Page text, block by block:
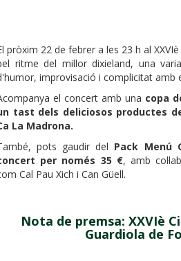
pròxim 22 de febrer a les 23 h al
ritme del millor dixieland, una
improvisació i complicitat amb
el concert amb una copa
tast dels deliciosos productes
La Madrona.
pots gaudir del Pack Menú
per només 35 €, amb
Cal Pau Xich i Can Güell.
Nota de premsa: XXVIè
Guardiola de